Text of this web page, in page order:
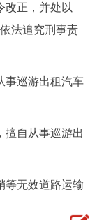
改正，并处以
法追究刑事责
巡游出租汽车
自从事巡游出
无效道路运输